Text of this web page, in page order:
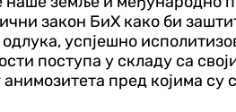
закон БиХ како би
успјешно
поступа у складу са
пред којима су